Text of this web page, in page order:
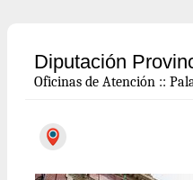
Diputación
Oficinas de Atención ::